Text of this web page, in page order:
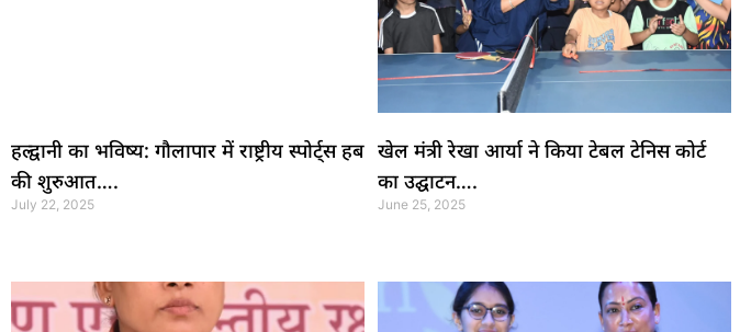
हल्द्वानी का भविष्य: गौलापार में राष्ट्रीय स्पोर्ट्स हब
की शुरुआत….
July 22, 2025
खेल मंत्री रेखा आर्या ने किया टेबल टेनिस कोर्ट
का उद्घाटन….
June 25, 2025